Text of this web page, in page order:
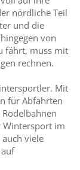
nördliche Teil
und die
von
fährt, muss mit
rechnen.
Mit
für Abfahrten
Wintersport im
viele